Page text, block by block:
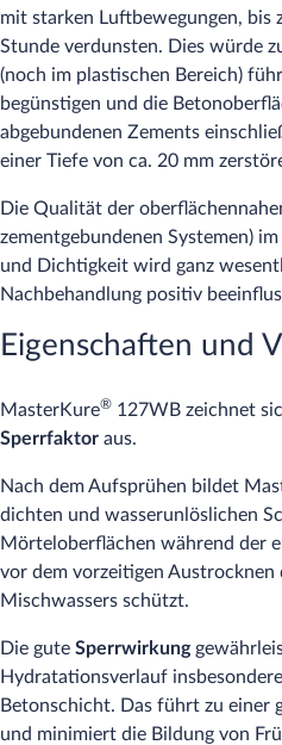
mit starken Luftbewegungen, bis
Stunde verdunsten. Dies würde
(noch im plastischen Bereich)
begünstigen und die
abgebundenen Zements
einer Tiefe von ca. 20 mm
Die Qualität der
zementgebundenen Systemen)
und Dichtigkeit wird ganz
Nachbehandlung positiv
Eigenschaften und
MasterKure® 127WB zeichnet
Sperrfaktor aus.
Nach dem Aufsprühen bildet
dichten und wasserunlöslichen
Mörteloberflächen während der
vor dem vorzeitigen Austrocknen
Mischwassers schützt.
Die gute Sperrwirkung
Hydratationsverlauf
Betonschicht. Das führt zu einer
und minimiert die Bildung von